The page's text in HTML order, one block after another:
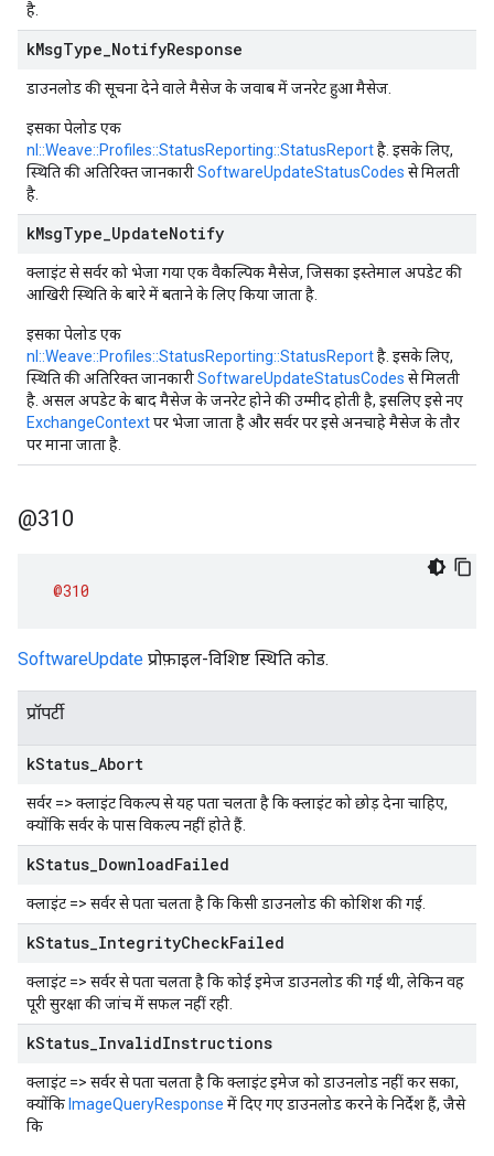
है.
kMsgType NotifyResponse
डाउनलोड की सूचना देने वाले मैसेज के जवाब में जनरेट हुआ मैसेज.
इसका पेलोड एक
nl::Weave::Profiles::StatusReporting::StatusReportहै. इसके लिए,
स्थिति की अतिरिक्त जानकारीSoftwareUpdateStatusCodes से मिलती
है.
kMsgType UpdateNotify
क्लाइंट से सर्वर को भेजा गया एक वैकल्पिक मैसेज, जिसका इस्तेमाल अपडेट की
आखिरी स्थिति के बारे में बताने के लिए किया जाता है.
इसका पेलोड एक
nl::Weave::Profiles::StatusReporting::StatusReportहै. इसके लिए,
स्थिति की अतिरिक्त जानकारीSoftwareUpdateStatusCodes से मिलती
है. असल अपडेट के बाद मैसेज के जनरेट होने की उम्मीद होती है, इसलिए इसे नए
ExchangeContextपर भेजा जाता है और सर्वर पर इसे अनचाहे मैसेज के तौर
पर माना जाता है.
@310
@310
SoftwareUpdate प्रोफ़ाइल-विशिष्ट स्थिति कोड.
प्रॉपर्टी
kStatus Abort
सर्वर => क्लाइंट विकल्प से यह पता चलता है कि क्लाइंट को छोड़ देना चाहिए,
क्योंकि सर्वर के पास विकल्प नहीं होते हैं.
kStatus DownloadFailed
क्लाइंट => सर्वर से पता चलता है कि किसी डाउनलोड की कोशिश की गई.
kStatus IntegrityCheckFailed
क्लाइंट => सर्वर से पता चलता है कि कोई इमेज डाउनलोड की गई थी, लेकिन वह
पूरी सुरक्षा की जांच में सफल नहीं रही.
kStatus InvalidInstructions
क्लाइंट => सर्वर से पता चलता है कि क्लाइंट इमेज को डाउनलोड नहीं कर सका,
क्योंकि ImageQueryResponse में दिए गए डाउनलोड करने के निर्देश हैं, जैसे
कि